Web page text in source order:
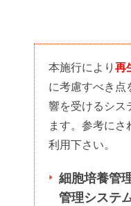
本施行により再
に考慮すべき点
響を受けるシス
ます。参考に
利用下さい。
細胞培養管
管理システ